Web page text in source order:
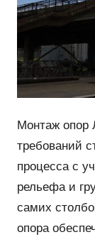
Монтаж опор
требований
процесса с
рельефа и
самих
опора